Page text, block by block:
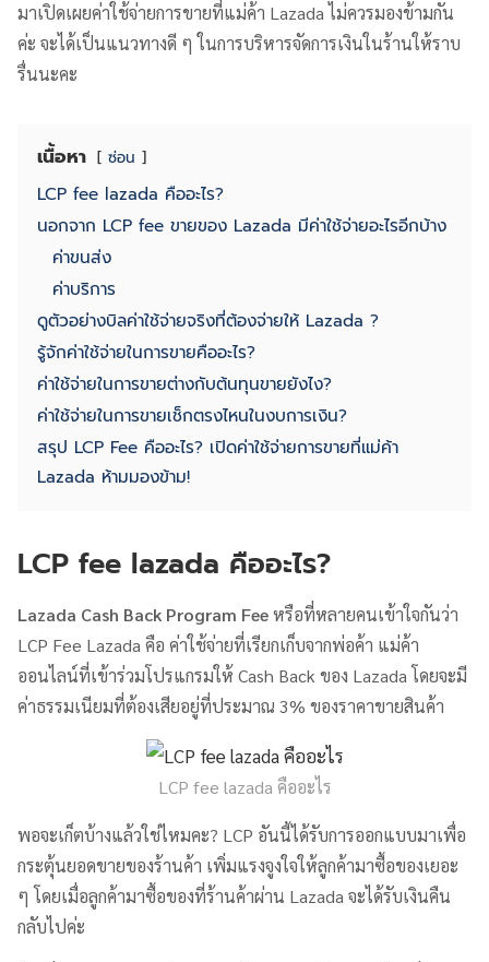
มาเปิดเผยค่าใช้จ่ายการขายที่แม่ค้า Lazada ไม่ควรมองข้ามกัน
ค่ะ จะได้เป็นแนวทางดี ๆ ในการบริหารจัดการเงินในร้านให้ราบ
รื่นนะคะ
เนื้อหา ซ่อน
LCP fee lazada คืออะไร?
นอกจาก LCP fee ขายของ Lazada มีค่าใช้จ่ายอะไรอีกบ้าง
ค่าขนส่ง
ค่าบริการ
ดูตัวอย่างบิลค่าใช้จ่ายจริงที่ต้องจ่ายให้ Lazada ?
รู้จักค่าใช้จ่ายในการขายคืออะไร?
ค่าใช้จ่ายในการขายต่างกับต้นทุนขายยังไง?
ค่าใช้จ่ายในการขายเช็กตรงไหนในงบการเงิน?
สรุป LCP Fee คืออะไร? เปิดค่าใช้จ่ายการขายที่แม่ค้า
Lazada ห้ามมองข้าม!
LCP fee lazada คืออะไร?
Lazada Cash Back Program Feeหรือที่หลายคนเข้าใจกันว่า
LCP Fee Lazada คือ ค่าใช้จ่ายที่เรียกเก็บจากพ่อค้า แม่ค้า
ออนไลน์ที่เข้าร่วมโปรแกรมให้ Cash Back ของ Lazada โดยจะมี
ค่าธรรมเนียมที่ต้องเสียอยู่ที่ประมาณ 3% ของราคาขายสินค้า
LCP fee lazada คืออะไร
พอจะเก็ตบ้างแล้วใช่ไหมคะ? LCP อันนี้ได้รับการออกแบบมาเพื่อ
กระตุ้นยอดขายของร้านค้า เพิ่มแรงจูงใจให้ลูกค้ามาซื้อของเยอะ
ๆ โดยเมื่อลูกค้ามาซื้อของที่ร้านค้าผ่าน Lazada จะได้รับเงินคืน
กลับไปค่ะ